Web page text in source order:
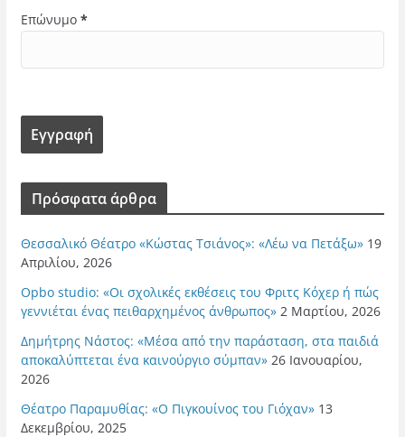
Επώνυμο *
Πρόσφατα άρθρα
Θεσσαλικό Θέατρο «Κώστας Τσιάνος»: «Λέω να Πετάξω» 19
Απριλίου, 2026
Opbo studio: «Οι σχολικές εκθέσεις του Φριτς Κόχερ ή πώς
γεννιέται ένας πειθαρχημένος άνθρωπος» 2 Μαρτίου, 2026
Δημήτρης Νάστος: «Μέσα από την παράσταση, στα παιδιά
αποκαλύπτεται ένα καινούργιο σύμπαν» 26 Ιανουαρίου,
2026
Θέατρο Παραμυθίας: «Ο Πιγκουίνος του Γιόχαν» 13
Δεκεμβρίου, 2025